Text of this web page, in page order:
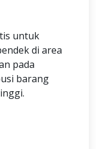
untuk
di area
pada
barang